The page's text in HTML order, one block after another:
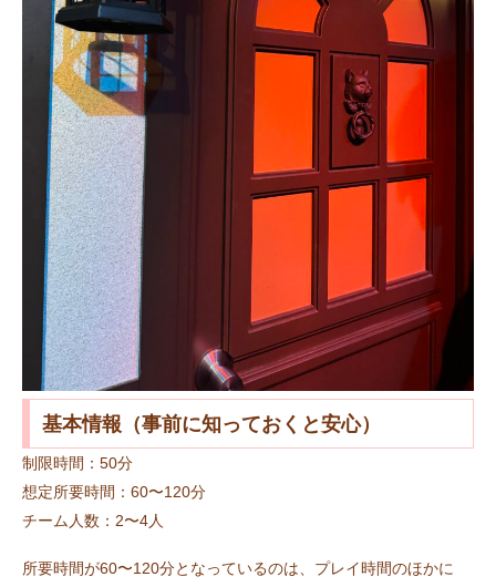
基本情報（事前に知っておくと安心）
制限時間：50分
想定所要時間：60〜120分
チーム人数：2〜4人
所要時間が60〜120分となっているのは、プレイ時間のほかに